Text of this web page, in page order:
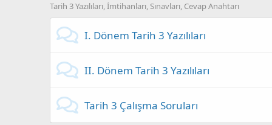
Tarih 3 Yazılıları, İmtihanları, Sınavları, Cevap Anahtarı
I. Dönem Tarih 3 Yazılıları
II. Dönem Tarih 3 Yazılıları
Tarih 3 Çalışma Soruları